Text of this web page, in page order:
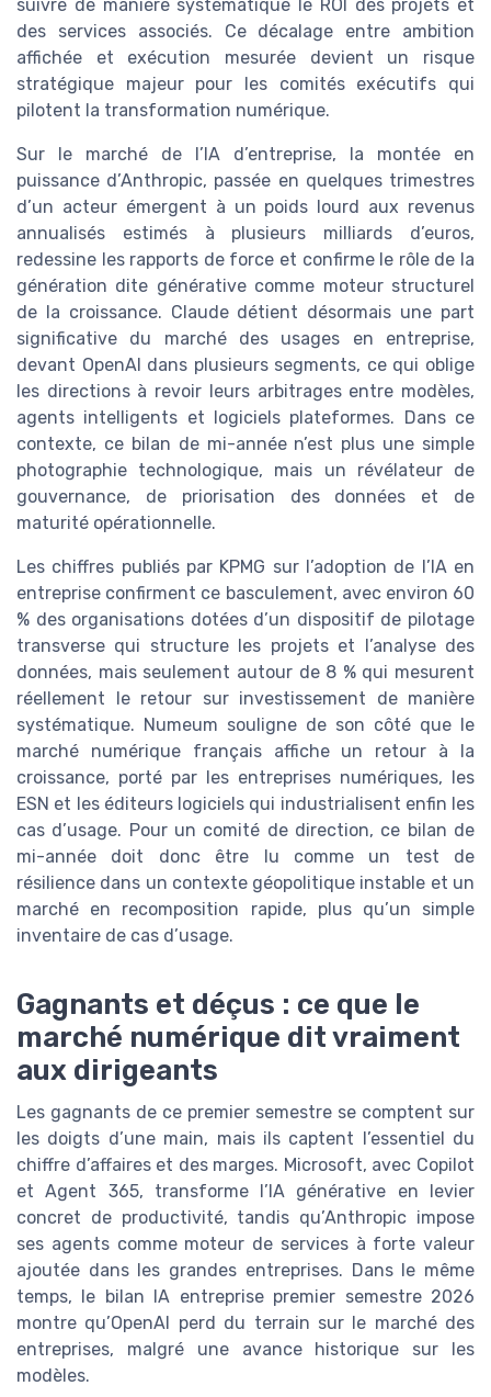
suivre de manière systématique le ROI des projets et
des services associés. Ce décalage entre ambition
affichée et exécution mesurée devient un risque
stratégique majeur pour les comités exécutifs qui
pilotent la transformation numérique.
Sur le marché de l’IA d’entreprise, la montée en
puissance d’Anthropic, passée en quelques trimestres
d’un acteur émergent à un poids lourd aux revenus
annualisés estimés à plusieurs milliards d’euros,
redessine les rapports de force et confirme le rôle de la
génération dite générative comme moteur structurel
de la croissance. Claude détient désormais une part
significative du marché des usages en entreprise,
devant OpenAI dans plusieurs segments, ce qui oblige
les directions à revoir leurs arbitrages entre modèles,
agents intelligents et logiciels plateformes. Dans ce
contexte, ce bilan de mi-année n’est plus une simple
photographie technologique, mais un révélateur de
gouvernance, de priorisation des données et de
maturité opérationnelle.
Les chiffres publiés par KPMG sur l’adoption de l’IA en
entreprise confirment ce basculement, avec environ 60
% des organisations dotées d’un dispositif de pilotage
transverse qui structure les projets et l’analyse des
données, mais seulement autour de 8 % qui mesurent
réellement le retour sur investissement de manière
systématique. Numeum souligne de son côté que le
marché numérique français affiche un retour à la
croissance, porté par les entreprises numériques, les
ESN et les éditeurs logiciels qui industrialisent enfin les
cas d’usage. Pour un comité de direction, ce bilan de
mi-année doit donc être lu comme un test de
résilience dans un contexte géopolitique instable et un
marché en recomposition rapide, plus qu’un simple
inventaire de cas d’usage.
Gagnants et déçus : ce que le
marché numérique dit vraiment
aux dirigeants
Les gagnants de ce premier semestre se comptent sur
les doigts d’une main, mais ils captent l’essentiel du
chiffre d’affaires et des marges. Microsoft, avec Copilot
et Agent 365, transforme l’IA générative en levier
concret de productivité, tandis qu’Anthropic impose
ses agents comme moteur de services à forte valeur
ajoutée dans les grandes entreprises. Dans le même
temps, le bilan IA entreprise premier semestre 2026
montre qu’OpenAI perd du terrain sur le marché des
entreprises, malgré une avance historique sur les
modèles.